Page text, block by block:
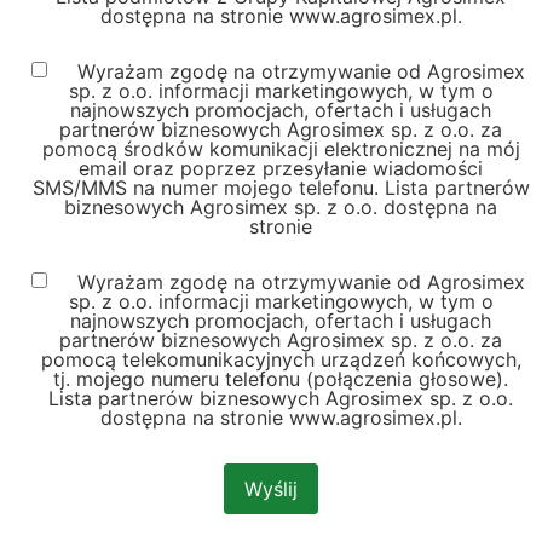
dostępna na stronie www.agrosimex.pl.
Wyrażam zgodę na otrzymywanie od Agrosimex
sp. z o.o. informacji marketingowych, w tym o
najnowszych promocjach, ofertach i usługach
partnerów biznesowych Agrosimex sp. z o.o. za
pomocą środków komunikacji elektronicznej na mój
email oraz poprzez przesyłanie wiadomości
SMS/MMS na numer mojego telefonu. Lista partnerów
biznesowych Agrosimex sp. z o.o. dostępna na
stronie
Wyrażam zgodę na otrzymywanie od Agrosimex
sp. z o.o. informacji marketingowych, w tym o
najnowszych promocjach, ofertach i usługach
partnerów biznesowych Agrosimex sp. z o.o. za
pomocą telekomunikacyjnych urządzeń końcowych,
tj. mojego numeru telefonu (połączenia głosowe).
Lista partnerów biznesowych Agrosimex sp. z o.o.
dostępna na stronie www.agrosimex.pl.